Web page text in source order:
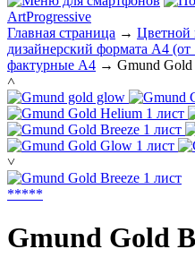
ArtProgressive
Главная страница → Цветной
дизайнерский формата А4 (от
фактурные А4 → Gmund Gold
˄
˅
*****
Gmund Gold